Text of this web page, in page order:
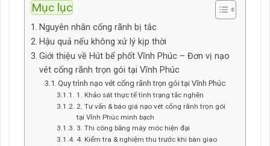
Mục lục
Nguyên nhân cống rãnh bị tắc
Hậu quả nếu không xử lý kịp thời
Giới thiệu về Hút bể phốt Vĩnh Phúc – Đơn vị nạo
vét cống rãnh trọn gói tại Vĩnh Phúc
Quy trình nạo vét cống rãnh trọn gói tại Vĩnh Phúc
1. Khảo sát thực tế tình trạng tắc nghẽn
2. Tư vấn & báo giá nạo vét cống rãnh trọn gói
tại Vĩnh Phúc minh bạch
3. Thi công bằng máy móc hiện đại
4. Kiểm tra & nghiệm thu trước khi bàn giao